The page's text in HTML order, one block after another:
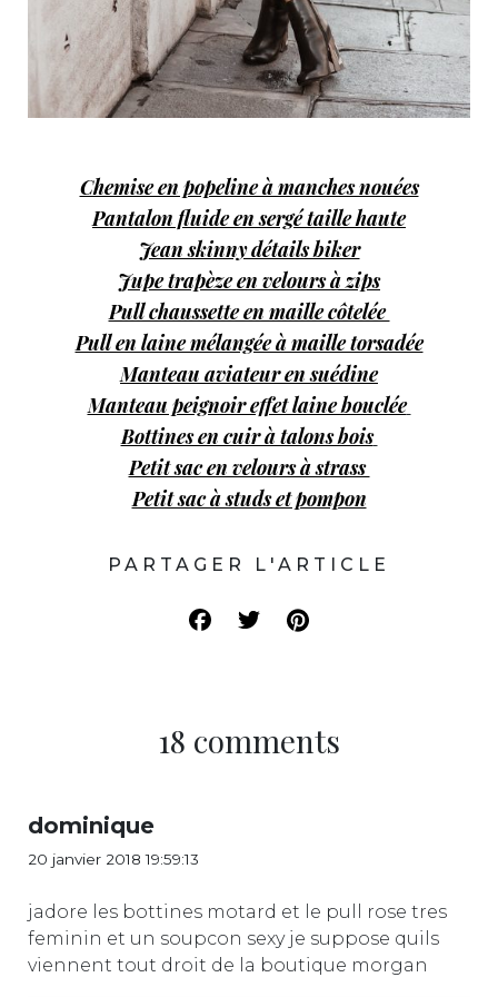
Chemise en popeline à manches nouées
Pantalon fluide en sergé taille haute
Jean skinny détails biker
Jupe trapèze en velours à zips
Pull chaussette en maille côtelée
Pull en laine mélangée à maille torsadée
Manteau aviateur en suédine
Manteau peignoir effet laine bouclée
Bottines en cuir à talons bois
Petit sac en velours à strass
Petit sac à studs et pompon
PARTAGER L'ARTICLE
18 comments
dominique
20 janvier 2018 19:59:13
jadore les bottines motard et le pull rose tres
feminin et un soupcon sexy je suppose quils
viennent tout droit de la boutique morgan